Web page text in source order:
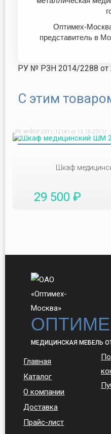
Оптимех-
представитель в
РУ № РЗН 2014/2288 от
С этим
Шкаф
РУ: № ФСР 2011/12141 от 13.10.2011г.
29 500 ₽
МЕДИЦИНСКАЯ МЕБЕЛЬ
Главная
Каталог
О компании
Доставка
Прайс-лист